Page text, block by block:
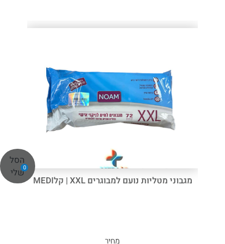
0
הסל
שלי
מגבוני מטליות נועם למבוגרים XXL | קלMEDI
מחיר